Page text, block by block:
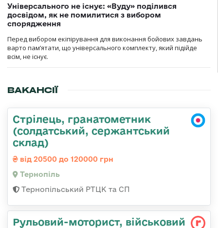
Універсального не існує: «Вуду» поділився
досвідом, як не помилитися з вибором
спорядження
Перед вибором екіпірування для виконання бойових завдань
варто пам’ятати, що універсального комплекту, який підійде
всім, не існує.
ВАКАНСІЇ
Стрілець, гранатометник
(солдатський, сержантський
склад)
від 20500 до 120000 грн
Тернопіль
Тернопільський РТЦК та СП
Рульовий-мотоpист, військовий